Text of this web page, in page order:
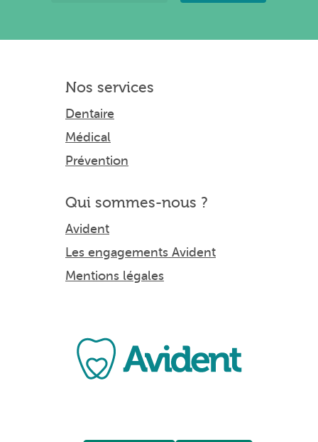
Nos services
Dentaire
Médical
Prévention
Qui sommes-nous ?
Avident
Les engagements Avident
Mentions légales